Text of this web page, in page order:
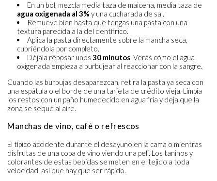
En un bol, mezcla media taza de maicena, media taza de
agua oxigenada al 3% y una cucharada de sal.
Remueve bien hasta que tengas una pasta con una
textura parecida a la del dentífrico.
Aplica la pasta directamente sobre la mancha seca,
cubriéndola por completo.
Déjala reposar unos 30 minutos. Verás cómo el agua
oxigenada empieza a burbujear al reaccionar con la sangre.
Cuando las burbujas desaparezcan, retira la pasta ya seca con
una espátula o el borde de una tarjeta de crédito vieja. Limpia
los restos con un paño humedecido en agua fría y deja que la
zona se seque al aire.
Manchas de vino, café o refrescos
El típico accidente durante el desayuno en la cama o mientras
disfrutas de una copa de vino viendo una peli. Los taninos y
colorantes de estas bebidas se meten en el tejido a toda
velocidad, así que hay que ser rápido.